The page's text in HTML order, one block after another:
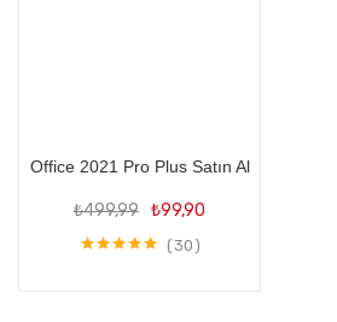
Office 2021 Pro Plus Satın Al
₺499,99 Orijinal
fiyat:
₺499,99.
₺99,90
₺99,90.
30